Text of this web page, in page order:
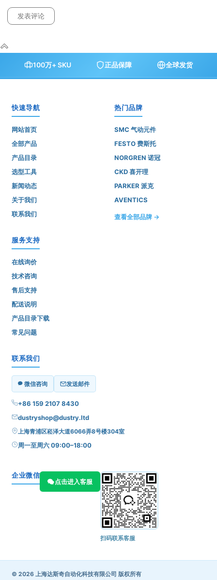
100万+ SKU 正品保障 全球发货
快速导航
网站首页
全部产品
产品目录
选型工具
新闻动态
关于我们
联系我们
热门品牌
SMC 气动元件
FESTO 费斯托
NORGREN 诺冠
CKD 喜开理
PARKER 派克
AVENTICS
查看全部品牌 →
服务支持
在线询价
技术咨询
售后支持
配送说明
产品目录下载
常见问题
联系我们
微信咨询 发送邮件
+86 159 2107 8430
dustryshop@dustry.ltd
上海青浦区崧泽大道6066弄8号楼304室
周一至周六 09:00–18:00
企业微信
点击进入客服
扫码联系客服
© 2026 上海达斯奇自动化科技有限公司 版权所有